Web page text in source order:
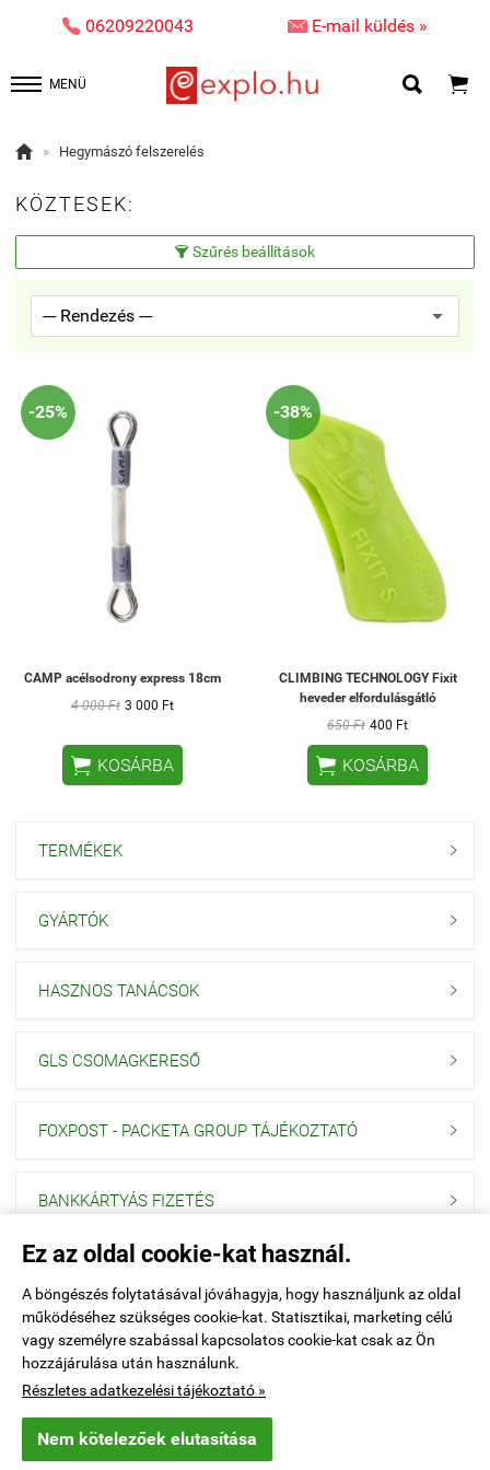
Ez az oldal cookie-kat használ.
A böngészés folytatásával jóváhagyja, hogy használjunk az oldal
működéséhez szükséges cookie-kat. Statisztikai, marketing célú
vagy személyre szabással kapcsolatos cookie-kat csak az Ön
hozzájárulása után használunk.
Részletes adatkezelési tájékoztató »
Nem kötelezőek elutasítása
 06209220043  E-mail küldés »
MENÜ  
 » Hegymászó felszerelés
KÖZTESEK:
 Szűrés beállítások
-25%
CAMP acélsodrony express 18cm
4 000 Ft 3 000 Ft
 KOSÁRBA
-38%
CLIMBING TECHNOLOGY Fixit
heveder elfordulásgátló
650 Ft 400 Ft
 KOSÁRBA
TERMÉKEK 
GYÁRTÓK 
HASZNOS TANÁCSOK 
GLS CSOMAGKERESŐ 
FOXPOST - PACKETA GROUP TÁJÉKOZTATÓ 
BANKKÁRTYÁS FIZETÉS 
Navigáció
Saját fiók
Elérhetőségek